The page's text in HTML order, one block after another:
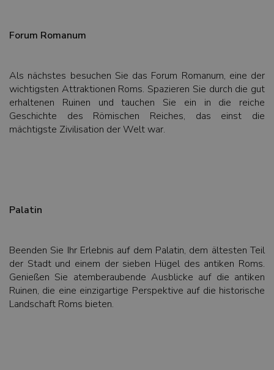
Forum Romanum
Als nächstes besuchen Sie das Forum Romanum, eine der
wichtigsten Attraktionen Roms. Spazieren Sie durch die gut
erhaltenen Ruinen und tauchen Sie ein in die reiche
Geschichte des Römischen Reiches, das einst die
mächtigste Zivilisation der Welt war.
Palatin
Beenden Sie Ihr Erlebnis auf dem Palatin, dem ältesten Teil
der Stadt und einem der sieben Hügel des antiken Roms.
Genießen Sie atemberaubende Ausblicke auf die antiken
Ruinen, die eine einzigartige Perspektive auf die historische
Landschaft Roms bieten.